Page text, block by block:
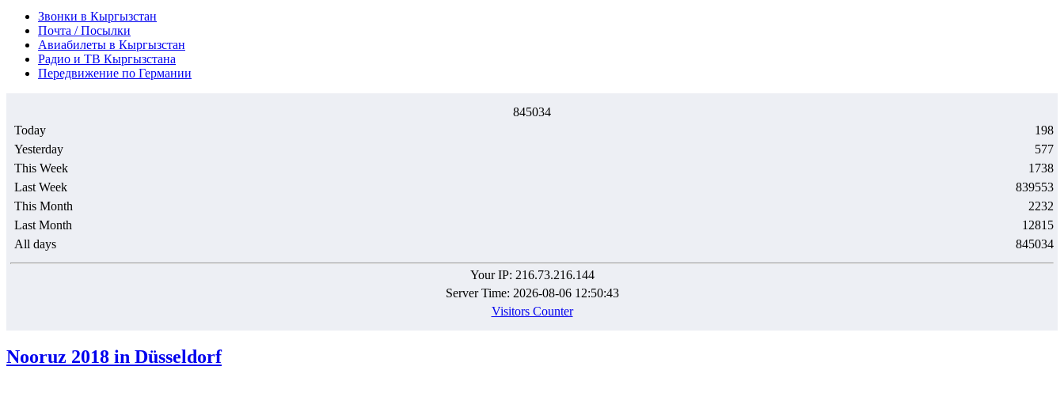
Звонки в Кыргызстан
Почта / Посылки
Авиабилеты в Кыргызстан
Радио и ТВ Кыргызстана
Передвижение по Германии
845034
Today
Yesterday
This Week
Last Week
This Month
Last Month
All days
198
577
1738
839553
2232
12815
845034
Your IP: 216.73.216.144
Server Time: 2026-08-06 12:50:43
Visitors Counter
Nooruz 2018 in Düsseldorf